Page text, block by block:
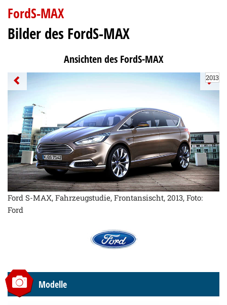
FordS-MAX
Bilder des FordS-MAX
Ansichten des FordS-MAX
2013
Ford S-MAX, Fahrzeugstudie, Frontansischt, 2013, Foto:
Ford
Modelle